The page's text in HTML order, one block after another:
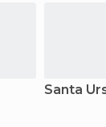
Santa